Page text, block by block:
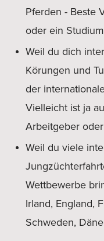
Pferden - Beste
oder ein
Weil du dich
Körungen und
der
Vielleicht ist ja
Arbeitgeber
Weil du viele
Wettbewerbe
Irland, England,
Schweden,